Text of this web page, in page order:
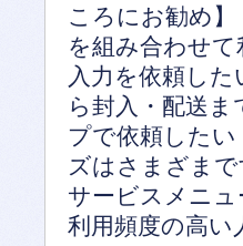
ころにお勧め
を組み合わせ
入力を依頼し
ら封入・配送
プで依頼した
ズはさまざま
サービスメニュ
利用頻度の高